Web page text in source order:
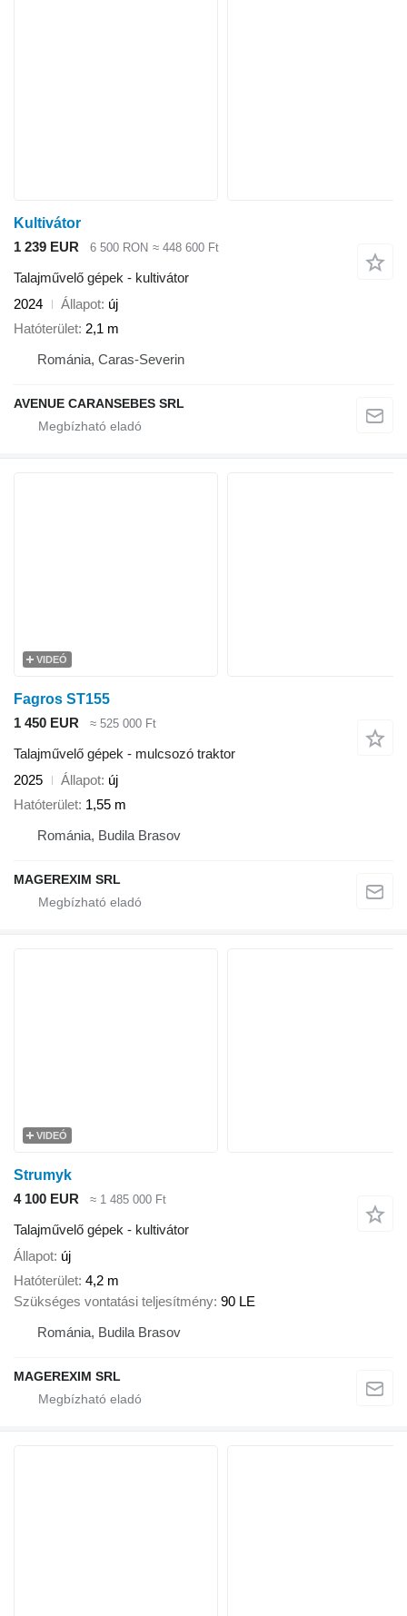
Kultivátor
1 239 EUR
6 500 RON ≈ 448 600 Ft
Talajművelő gépek - kultivátor
2024
Állapot új
Hatóterület 2,1 m
Románia, Caras-Severin
AVENUE CARANSEBES SRL
VIDEÓ
Fagros ST155
1 450 EUR
≈ 525 000 Ft
Talajművelő gépek - mulcsozó traktor
2025
Állapot új
Hatóterület 1,55 m
Románia, Budila Brasov
MAGEREXIM SRL
VIDEÓ
Strumyk
4 100 EUR
≈ 1 485 000 Ft
Talajművelő gépek - kultivátor
Állapot új
Hatóterület 4,2 m
Szükséges vontatási teljesítmény 90 LE
Románia, Budila Brasov
MAGEREXIM SRL